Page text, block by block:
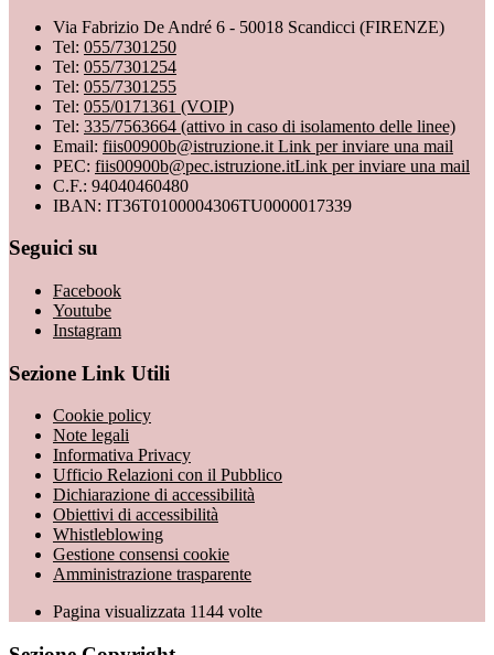
Via Fabrizio De André 6 - 50018 Scandicci (FIRENZE)
Tel: 055/7301250
Tel: 055/7301254
Tel: 055/7301255
Tel: 055/0171361 (VOIP)
Tel: 335/7563664 (attivo in caso di isolamento delle linee)
Email: fiis00900b@istruzione.it Link per inviare una mail
PEC: fiis00900b@pec.istruzione.itLink per inviare una mail
C.F.: 94040460480
IBAN: IT36T0100004306TU0000017339
Seguici su
Facebook
Youtube
Instagram
Sezione Link Utili
Cookie policy
Note legali
Informativa Privacy
Ufficio Relazioni con il Pubblico
Dichiarazione di accessibilità
Obiettivi di accessibilità
Whistleblowing
Gestione consensi cookie
Amministrazione trasparente
Pagina visualizzata 1144 volte